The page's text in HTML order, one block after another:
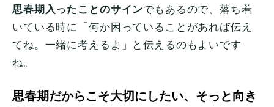
思春期入ったことのサインでもあるので、落ち着
いている時に「何か困っていることがあれば伝え
てね。一緒に考えるよ」と伝えるのもよいです
ね。
思春期だからこそ大切にしたい、そっと向き